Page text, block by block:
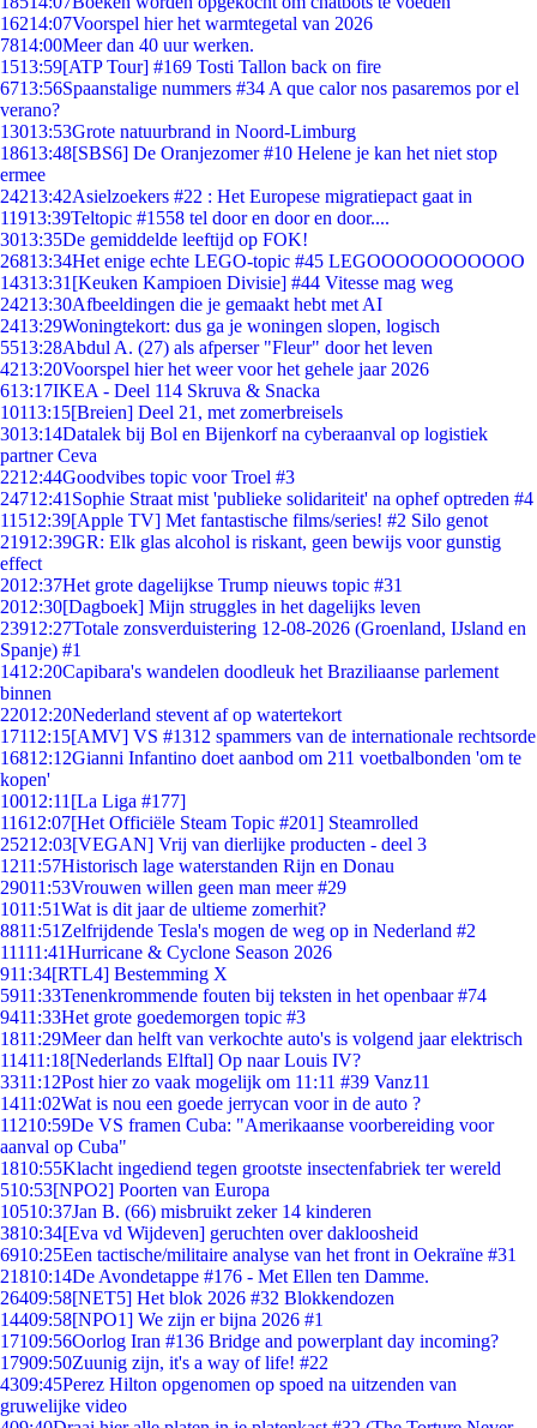
16214:07Voorspel hier het warmtegetal van 2026
7814:00Meer dan 40 uur werken.
1513:59[ATP Tour] #169 Tosti Tallon back on fire
6713:56Spaanstalige nummers #34 A que calor nos pasaremos por el
verano?
13013:53Grote natuurbrand in Noord-Limburg
18613:48[SBS6] De Oranjezomer #10 Helene je kan het niet stop
ermee
24213:42Asielzoekers #22 : Het Europese migratiepact gaat in
11913:39Teltopic #1558 tel door en door en door....
3013:35De gemiddelde leeftijd op FOK!
26813:34Het enige echte LEGO-topic #45 LEGOOOOOOOOOOO
14313:31 [Keuken Kampioen Divisie] #44 Vitesse mag weg
24213:30Afbeeldingen die je gemaakt hebt met AI
2413:29Woningtekort: dus ga je woningen slopen, logisch
5513:28Abdul A. (27) als afperser "Fleur" door het leven
4213:20Voorspel hier het weer voor het gehele jaar 2026
613:17IKEA - Deel 114 Skruva & Snacka
10113:15[Breien] Deel 21, met zomerbreisels
3013:14Datalek bij Bol en Bijenkorf na cyberaanval op logistiek
partner Ceva
2212:44Goodvibes topic voor Troel #3
24712:41 Sophie Straat mist 'publieke solidariteit' na ophef optreden #4
11512:39[Apple TV] Met fantastische films/series! #2 Silo genot
21912:39GR: Elk glas alcohol is riskant, geen bewijs voor gunstig
effect
2012:37Het grote dagelijkse Trump nieuws topic #31
2012:30[Dagboek] Mijn struggles in het dagelijks leven
23912:27Totale zonsverduistering 12-08-2026 (Groenland, IJsland en
Spanje) #1
1412:20Capibara's wandelen doodleuk het Braziliaanse parlement
binnen
22012:20Nederland stevent af op watertekort
17112:15[AMV] VS #1312 spammers van de internationale rechtsorde
16812:12Gianni Infantino doet aanbod om 211 voetbalbonden 'om te
kopen'
10012:11 [La Liga #177]
11612:07[Het Officiële Steam Topic #201] Steamrolled
25212:03[VEGAN] Vrij van dierlijke producten - deel 3
1211:57Historisch lage waterstanden Rijn en Donau
29011:53Vrouwen willen geen man meer #29
1011:51Wat is dit jaar de ultieme zomerhit?
8811:51 Zelfrijdende Tesla's mogen de weg op in Nederland #2
11111:41Hurricane & Cyclone Season 2026
911:34[RTL4] Bestemming X
5911:33Tenenkrommende fouten bij teksten in het openbaar #74
9411:33Het grote goedemorgen topic #3
1811:29Meer dan helft van verkochte auto's is volgend jaar elektrisch
11411:18[Nederlands Elftal] Op naar Louis IV?
3311:12Post hier zo vaak mogelijk om 11:11 #39 Vanz11
1411:02Wat is nou een goede jerrycan voor in de auto ?
11210:59De VS framen Cuba: "Amerikaanse voorbereiding voor
aanval op Cuba"
1810:55Klacht ingediend tegen grootste insectenfabriek ter wereld
510:53[NPO2] Poorten van Europa
10510:37Jan B. (66) misbruikt zeker 14 kinderen
3810:34[Eva vd Wijdeven] geruchten over dakloosheid
6910:25Een tactische/militaire analyse van het front in Oekraïne #31
21810:14De Avondetappe #176 - Met Ellen ten Damme.
26409:58[NET5] Het blok 2026 #32 Blokkendozen
14409:58[NPO1] We zijn er bijna 2026 #1
17109:56Oorlog Iran #136 Bridge and powerplant day incoming?
17909:50Zuunig zijn, it's a way of life! #22
4309:45Perez Hilton opgenomen op spoed na uitzenden van
gruwelijke video